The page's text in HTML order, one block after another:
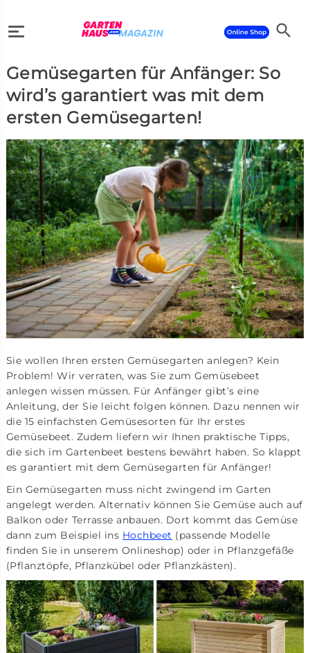
search
search
Gemüsegarten für Anfänger: So
wird’s garantiert was mit dem
ersten Gemüsegarten!
Sie wollen Ihren ersten Gemüsegarten anlegen? Kein
Problem! Wir verraten, was Sie zum Gemüsebeet
anlegen wissen müssen. Für Anfänger gibt’s eine
Anleitung, der Sie leicht folgen können. Dazu nennen wir
die 15 einfachsten Gemüsesorten für Ihr erstes
Gemüsebeet. Zudem liefern wir Ihnen praktische Tipps,
die sich im Gartenbeet bestens bewährt haben. So klappt
es garantiert mit dem Gemüsegarten für Anfänger!
Ein Gemüsegarten muss nicht zwingend im Garten
angelegt werden. Alternativ können Sie Gemüse auch auf
Balkon oder Terrasse anbauen. Dort kommt das Gemüse
dann zum Beispiel ins Hochbeet (passende Modelle
finden Sie in unserem Onlineshop) oder in Pflanzgefäße
(Pflanztöpfe, Pflanzkübel oder Pflanzkästen).